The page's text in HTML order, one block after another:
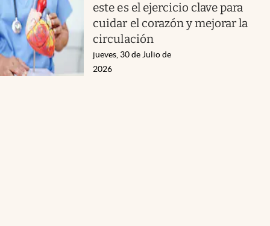
este es el ejercicio clave para
cuidar el corazón y mejorar la
circulación
jueves, 30 de Julio de
2026